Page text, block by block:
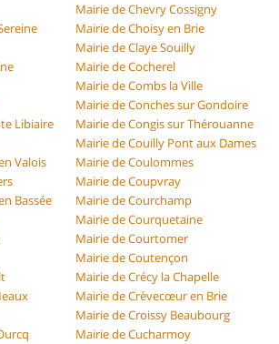
Mairie de Chevry Cossigny
Mairie de Choisy en Brie
Mairie de Claye Souilly
Mairie de Cocherel
Mairie de Combs la Ville
Mairie de Conches sur Gondoire
Libiaire
Mairie de Congis sur Thérouanne
Mairie de Couilly Pont aux Dames
Valois
Mairie de Coulommes
Mairie de Coupvray
Bassée
Mairie de Courchamp
Mairie de Courquetaine
Mairie de Courtomer
Mairie de Coutençon
Mairie de Crécy la Chapelle
Mairie de Crèvecœur en Brie
Mairie de Croissy Beaubourg
Mairie de Cucharmoy